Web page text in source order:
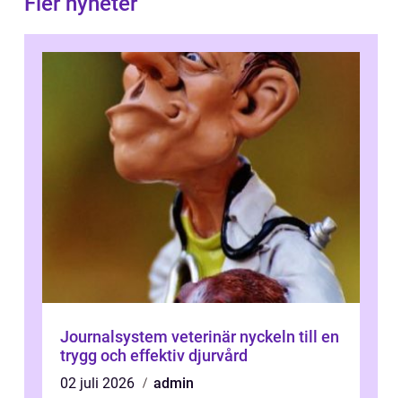
Journalsystem veterinär nyckeln till en
trygg och effektiv djurvård
02 juli 2026
admin